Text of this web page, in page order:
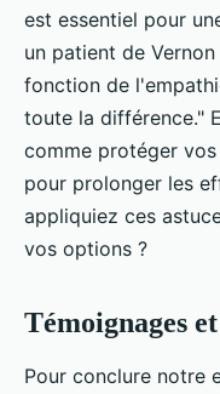
est essentiel pour
un patient de
fonction de
toute la différence."
comme protéger
pour prolonger les
appliquiez ces
vos options ?
Témoignages
Pour conclure notre